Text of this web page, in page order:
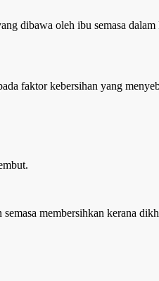
dibawa oleh ibu semasa
faktor kebersihan yang
membersihkan kerana